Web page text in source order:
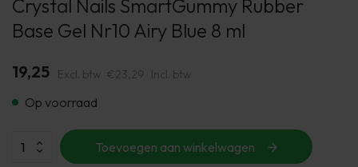
Crystal Nails SmartGummy Rubber
Base Gel Nr10 Airy Blue 8 ml
19,25 Excl. btw €23,29 Incl. btw
Op voorraad
Toevoegen aan winkelwagen